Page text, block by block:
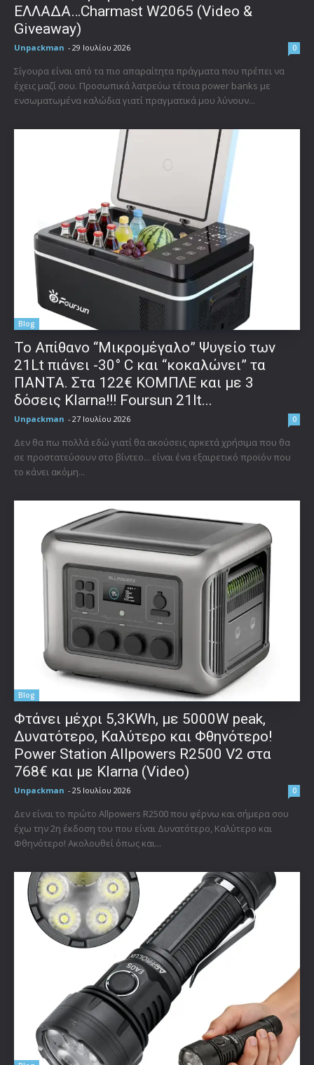
ΕΛΛΑΔΑ…Charmast W2065 (Video &
Giveaway)
Unpackman - 29 Ιουλίου 2026 0
Σίγουρα είναι από τα πιο απαραίτητα πράγματα που πρέπει να
έχεις μαζί σου. Προσωπικά λατρεύω τέτοια power banks με
ενσωματωμένα καλώδια γιατί πραγματικά μου λύνουν...
Blog
Το Απίθανο “Μικρομέγαλο” Ψυγείο των
21Lt πιάνει -30° C και “κοκαλώνει” τα
ΠΑΝΤΑ. Στα 122€ ΚΟΜΠΛΕ και με 3
δόσεις Klarna!!! Foursun 21lt...
Unpackman - 27 Ιουλίου 2026 0
Δεν θα πω πολλά εδώ γιατί θα ακούσεις αρκετά χρήσιμα που θα
σε προστατεύσουν στο βίντεο... είναι ένα εξαιρετικό προϊόν που
το κάνει ακόμη...
Blog
Φτάνει μέχρι 5,3KWh, με 5000W peak,
Δυνατότερο, Καλύτερο και Φθηνότερο!
Power Station Allpowers R2500 V2 στα
768€ και με Klarna (Video)
Unpackman - 25 Ιουλίου 2026 0
Δεν είναι το πρώτο Allpowers R2500 που φέρνω και σήμερα σου
έχω την 2η έκδοση του που είναι Δυνατότερο, Καλύτερο και
Φθηνότερο! Ακολουθεί όπως και...